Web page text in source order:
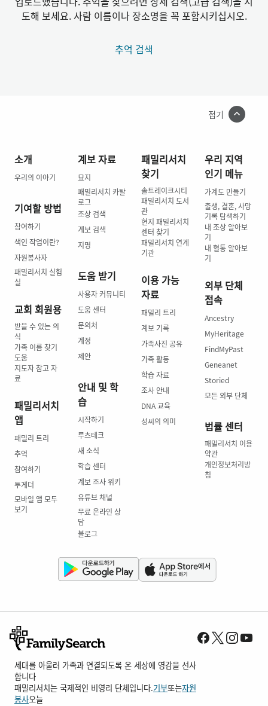
도해 보세요. 사람 이름이나 장소명을 꼭 포함시키십시오.
추억 검색
접기
소개
우리의 이야기
기여할 방법
참여하기
색인 작업이란?
자원봉사자
패밀리서치 실험
실
교회 회원용
받을 수 있는 의
식
가족 이름 찾기
도움
지도자 참고 자
료
패밀리서치
앱
패밀리 트리
추억
참여하기
투게더
모바일 앱 모두
보기
계보 자료
묘지
패밀리서치 카탈
로그
조상 검색
계보 검색
지명
도움 받기
사용자 커뮤니티
도움 센터
문의처
계정
제안
안내 및 학
습
시작하기
루츠테크
새 소식
학습 센터
계보 조사 위키
유튜브 채널
무료 온라인 상
담
블로그
패밀리서치
찾기
솔트레이크시티
패밀리서치 도서
관
현지 패밀리서치
센터 찾기
패밀리서치 연계
기관
이용 가능
자료
패밀리 트리
계보 기록
가족사진 공유
가족 활동
학습 자료
조사 안내
DNA 교육
성씨의 의미
우리 지역
인기 메뉴
가계도 만들기
출생, 결혼, 사망
기록 탐색하기
내 조상 알아보
기
내 혈통 알아보
기
외부 단체
접속
Ancestry
MyHeritage
FindMyPast
Geneanet
Storied
모든 외부 단체
법률 센터
패밀리서치 이용
약관
개인정보처리방
침
세대를 아울러 가족과 연결되도록 온 세상에 영감을 선사
합니다
패밀리서치는 국제적인 비영리 단체입니다.기부또는자원
봉사오늘